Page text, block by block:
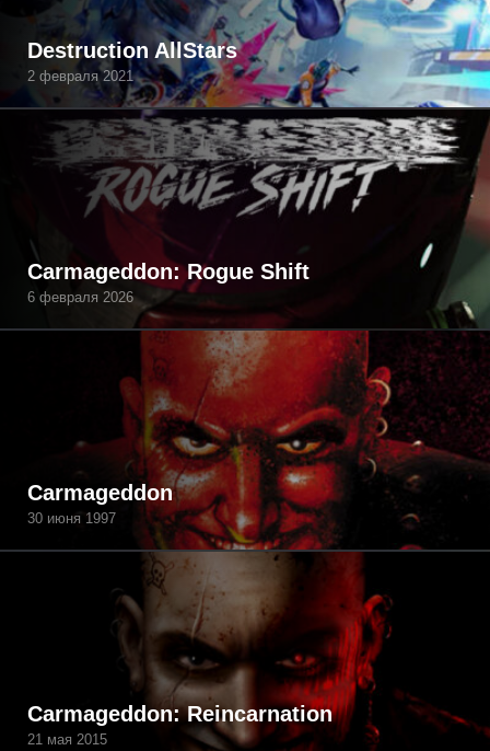
Destruction AllStars
2 февраля 2021
Carmageddon: Rogue Shift
6 февраля 2026
Carmageddon
30 июня 1997
Carmageddon: Reincarnation
21 мая 2015